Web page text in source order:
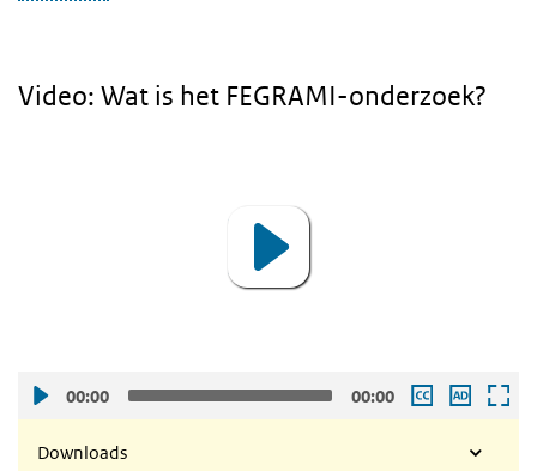
Video: Wat is het FEGRAMI-onderzoek?
00:00 00:00
Downloads